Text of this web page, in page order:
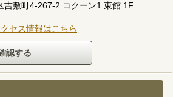
吉敷町4-267-2 コクーン1 東館 1F
セス情報はこちら